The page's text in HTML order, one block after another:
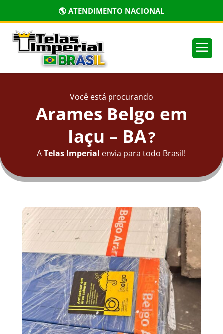
🏅 PRODUTOS CERTIFICADOS
a
Você está procurando
Arames Belgo em
Iaçu – BA?
ATelas Imperial envia para todo Brasil!